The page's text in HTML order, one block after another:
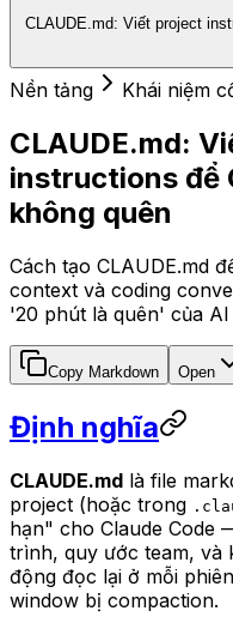
CLAUDE.md: Viết project
Nền tảng Khái niệm
CLAUDE.md:
instructions để
không quên
Cách tạo CLAUDE.md
context và coding
'20 phút là quên' của AI
Copy Markdown Open
Định nghĩa
CLAUDE.md là file
project (hoặc trong
hạn" cho Claude Code
trình, quy ước team, và
động đọc lại ở mỗi
window bị compaction.